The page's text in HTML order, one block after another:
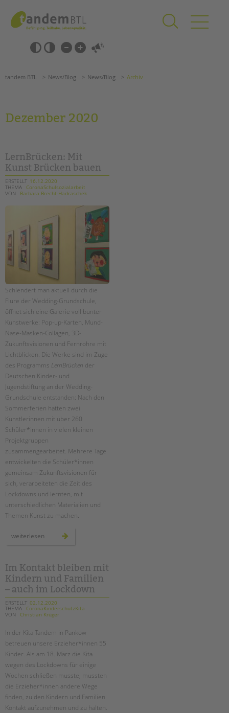
springen
Barrierefrei-
Einstellungen
überspringen
überspringen
Förderzentren
Kollegs
EFöB
Schulbezogene Sozialarbeit
Tagesgruppen
HILFEN ZUR ERZIEHUNG
EINGLIEDERUNGSHILFE
BETREUTES WOHNEN
TANDEM BTL AKADEMIE
Zertfikatskurse
Seminarkalender
Seminarräume
STADTTEILARBEIT
PROFIL | LEITBILD
Bereiche im Überblick
Kinder- und Jugendschutz
Unsere Videos
Gesellschafter VdK
schoolcoach BTL
tandem international
KARRIERE
Stellenangebote
tandem als Arbeitgeberin
PRESSE
Magazin
KONTAKT
Impressum
Datenschutz
Hinweisgebersystem
Intranet
Suchen
tandem BTL News/Blog News/Blog Archiv
Dezember 2020
LernBrücken: Mit
Kunst Brücken bauen
ERSTELLT 16.12.2020
THEMA CoronaSchulsozialarbeit
VON
Barbara Brecht-Hadraschek
Schlendert man aktuell durch die
Flure der Wedding-Grundschule,
öffnet sich eine Galerie voll bunter
Kunstwerke: Pop-up-Karten, Mund-
Nase-Masken-Collagen, 3D-
Zukunftsvisionen und Fernrohre mit
Lichtblicken. Die Werke sind im Zuge
des Programms LernBrücken der
Deutschen Kinder- und
Jugendstiftung an der Wedding-
Grundschule entstanden: Nach den
Sommerferien hatten zwei
Künstlerinnen mit über 260
Schüler*innen in vielen kleinen
Projektgruppen
zusammengearbeitet. Mehrere Tage
entwickelten die Schüler*innen
gemeinsam Zukunftsvisionen für
sich, verarbeiteten die Zeit des
Lockdowns und lernten, mit
unterschiedlichen Materialien und
Themen Kunst zu machen.
weiterlesen lernbrücken:
Im Kontakt bleiben mit
Kindern und Familien
– auch im Lockdown
ERSTELLT 02.12.2020
THEMA CoronaKinderschutzKita
VON
Christian Krüger
In der Kita Tandem in Pankow
betreuen unsere Erzieher*innen 55
Kinder. Als am 18. März die Kita
wegen des Lockdowns für einige
Wochen schließen musste, mussten
die Erzieher*innen andere Wege
finden, zu den Kindern und Familien
Kontakt aufzunehmen und zu halten.